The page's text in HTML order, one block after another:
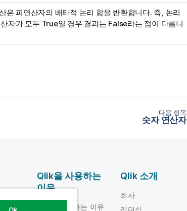
은 피연산자의 배타적 논리 합을 반환합니다. 즉, 논리
자가 모두 True일 경우 결과는 False라는 점이 다릅니
다음 항목
숫자 연산자
및
Qlik을 사용하는
이유
Qlik을 사용하는 이유
Qlik 소개
회사
리더십